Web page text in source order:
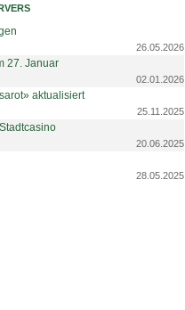
26.05.2026
27. Januar
02.01.2026
aktualisiert
25.11.2025
20.06.2025
28.05.2025